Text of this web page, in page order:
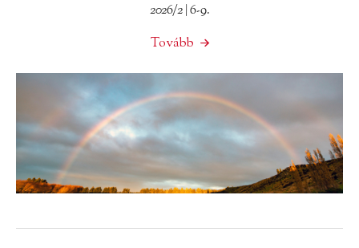
2026/2 | 6-9.
Tovább